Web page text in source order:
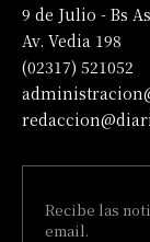
9 de Julio - Bs
Av. Vedia 198
(02317) 521052
Recibe las
email.